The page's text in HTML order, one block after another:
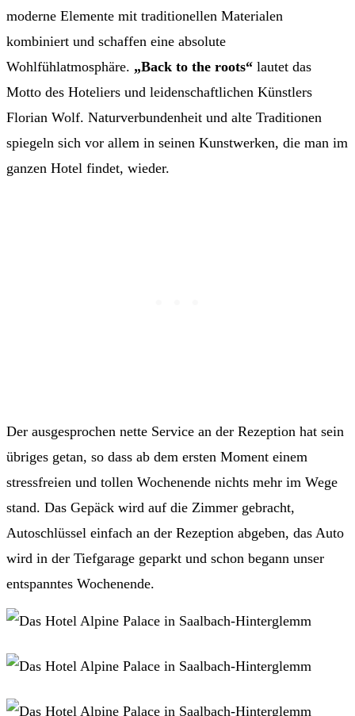
moderne Elemente mit traditionellen Materialen
kombiniert und schaffen eine absolute
Wohlfühlatmosphäre. „Back to the roots“ lautet das
Motto des Hoteliers und leidenschaftlichen Künstlers
Florian Wolf. Naturverbundenheit und alte Traditionen
spiegeln sich vor allem in seinen Kunstwerken, die man im
ganzen Hotel findet, wieder.
Der ausgesprochen nette Service an der Rezeption hat sein
übriges getan, so dass ab dem ersten Moment einem
stressfreien und tollen Wochenende nichts mehr im Wege
stand. Das Gepäck wird auf die Zimmer gebracht,
Autoschlüssel einfach an der Rezeption abgeben, das Auto
wird in der Tiefgarage geparkt und schon begann unser
entspanntes Wochenende.